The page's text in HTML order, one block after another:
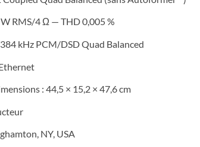
RMS/4 Ω — THD 0,005 %
kHz PCM/DSD Quad Balanced
: 44,5 × 15,2 × 47,6 cm
NY, USA